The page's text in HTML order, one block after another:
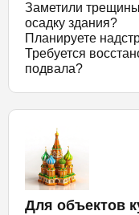
Заметили
осадку здания?
Планируете
Требуется
подвала?
Для объектов